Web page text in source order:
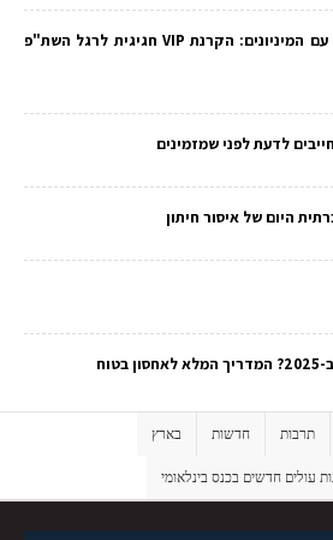
קים בן שמעון ובן קיסר חגגו עם המיניונים: הקרנת VIP חגיגית לרגל השת"פ
לדעת לפני שמזמינים
היום של איסור חיתון
תרבות חדשות בארץ
עולים חדשים בכנס בינלאומי